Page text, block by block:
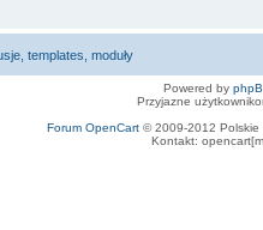
templates, moduły
Powered by
Przyjazne
Forum OpenCart© 2009-2012 Polskie
Kontakt: